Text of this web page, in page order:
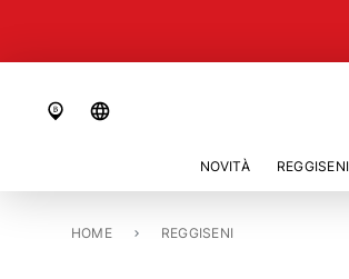
language
NOVITÀ REGGISENI
HOME REGGISENI
REGGISENO CON FERRETTO